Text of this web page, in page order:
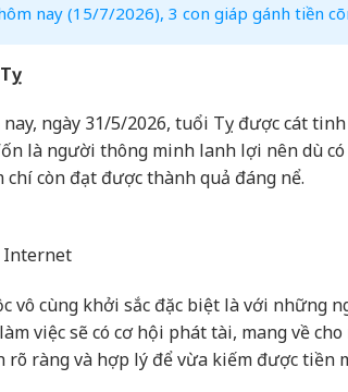
nay (15/7/2026), 3 con giáp gánh tiền
ngày 31/5/2026, tuổi Tỵ được cát
là người thông minh lanh lợi nên dù
còn đạt được thành quả đáng nể.
Internet
vô cùng khởi sắc đặc biệt là với những
việc sẽ có cơ hội phát tài, mang về
rõ ràng và hợp lý để vừa kiếm được tiền